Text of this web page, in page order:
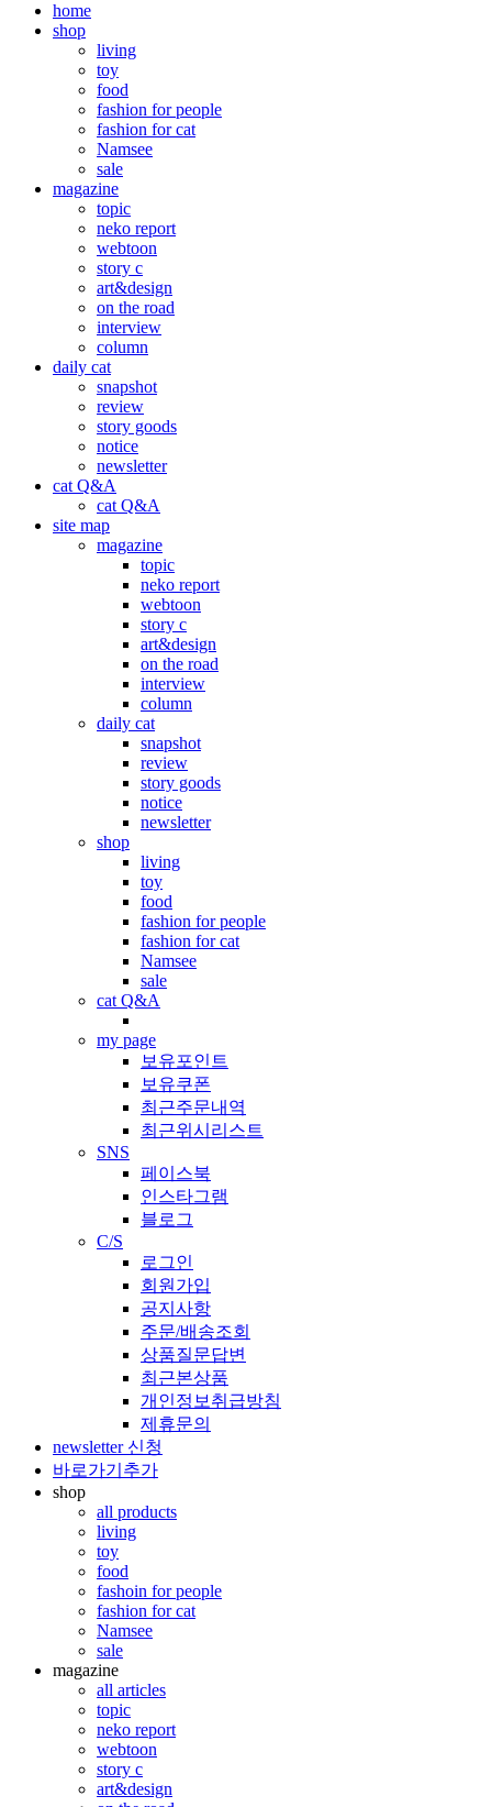
home
shop
living
toy
food
fashion for people
fashion for cat
Namsee
sale
magazine
topic
neko report
webtoon
story c
art&design
on the road
interview
column
daily cat
snapshot
review
story goods
notice
newsletter
cat Q&A
cat Q&A
site map
magazine
topic
neko report
webtoon
story c
art&design
on the road
interview
column
daily cat
snapshot
review
story goods
notice
newsletter
shop
living
toy
food
fashion for people
fashion for cat
Namsee
sale
cat Q&A
my page
보유포인트
보유쿠폰
최근주문내역
최근위시리스트
SNS
페이스북
인스타그램
블로그
C/S
로그인
회원가입
공지사항
주문/배송조회
상품질문답변
최근본상품
개인정보취급방침
제휴문의
newsletter 신청
바로가기추가
shop
all products
living
toy
food
fashoin for people
fashion for cat
Namsee
sale
magazine
all articles
topic
neko report
webtoon
story c
art&design